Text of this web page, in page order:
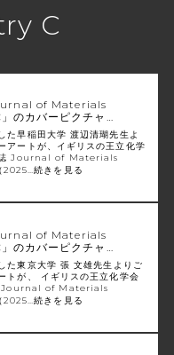
C
of Materials
のカバーピクチャ…
た早稲田大学 渡辺清瑚先生よ
アートが、イギリスの王立化学
誌 Journal of Materials
2025…続きを見る
of Materials
のカバーピクチャ…
た東京大学 張 文雄先生よりご
トが、 イギリスの王立化学会
Journal of Materials
2025…続きを見る